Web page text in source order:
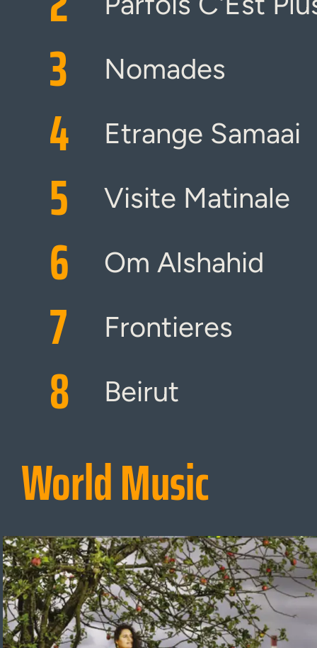
3 Nomades
4 Etrange Samaai
5 Visite Matinale
6 Om Alshahid
7 Frontieres
8 Beirut
World Music